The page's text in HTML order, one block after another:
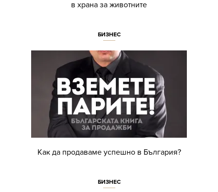
в храна за животните
БИЗНЕС
Как да продаваме успешно в България?
БИЗНЕС